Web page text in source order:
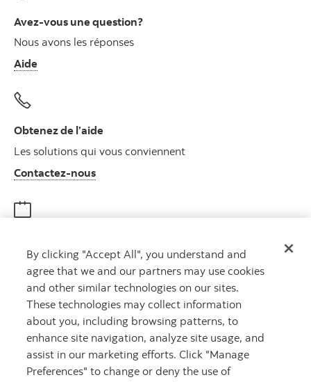
Avez-vous une question?
Nous avons les réponses
Aide
Obtenez de l’aide
Les solutions qui vous conviennent
Contactez-nousAutres numéros, contactez-nous par
Rencontrez un conseiller
Prenez rendez-vous
By clicking "Accept All", you understand and
agree that we and our partners may use cookies
and other similar technologies on our sites.
These technologies may collect information
about you, including browsing patterns, to
enhance site navigation, analyze site usage, and
assist in our marketing efforts. Click "Manage
Preferences" to change or deny the use of